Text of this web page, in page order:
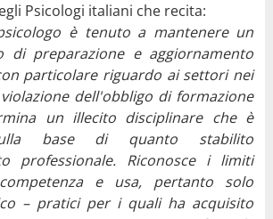
Psicologi italiani che recita:
è tenuto a mantenere un
di preparazione e aggiornamento
particolare riguardo ai settori nei
dell'obbligo di formazione
un illecito disciplinare che è
base di quanto stabilito
professionale. Riconosce i limiti
e usa, pertanto solo
– pratici per i quali ha acquisito